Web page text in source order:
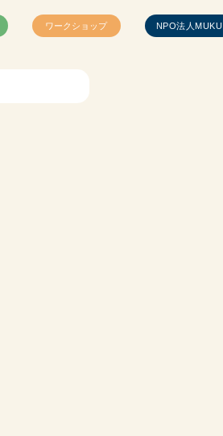
ワークショップ NPO法人MUKU